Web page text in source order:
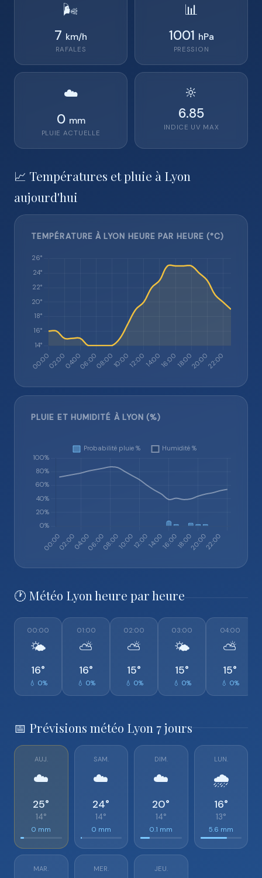
🌬️
7 km/h
RAFALES
📊
1001 hPa
PRESSION
☁️
0 mm
PLUIE ACTUELLE
🔆
6.85
INDICE UV MAX
📈 Températures et pluie à Lyon
aujourd'hui
TEMPÉRATURE À LYON HEURE PAR HEURE (°C)
PLUIE ET HUMIDITÉ À LYON (%)
🕐 Météo Lyon heure par heure
00:00
🌤️
16°
💧 0%
01:00
⛅
16°
💧 0%
02:00
⛅
15°
💧 0%
03:00
🌤️
15°
💧 0%
04:00
⛅
15°
💧 0%
📅 Prévisions météo Lyon 7 jours
AUJ.
☁️
25°
14°
0 mm
SAM.
☁️
24°
14°
0 mm
DIM.
☁️
20°
14°
0.1 mm
LUN.
🌧️
16°
13°
5.6 mm
MAR. MER. JEU.